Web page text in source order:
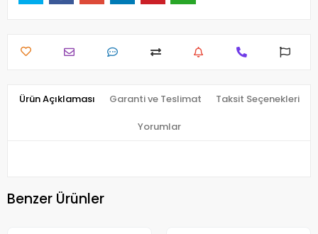
Ürün Açıklaması Garanti ve Teslimat Taksit Seçenekleri
Yorumlar
Benzer Ürünler